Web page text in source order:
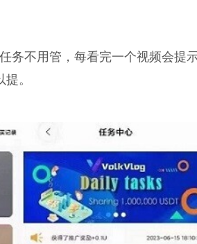
务不用管，每看完一个视频会提
。